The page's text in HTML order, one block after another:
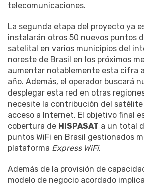
telecomunicaciones.
La segunda etapa del proyecto ya
instalarán otros 50 nuevos puntos
satelital en varios municipios del
noreste de Brasil en los próximos
aumentar notablemente esta cifra
año. Además, el operador buscará
desplegar esta red en otras
necesite la contribución del
acceso a Internet. El objetivo final
cobertura de HISPASAT a un total
puntos WiFi en Brasil gestionados
plataforma Express WiFi.
Además de la provisión de
modelo de negocio acordado